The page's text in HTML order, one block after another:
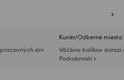
dní
Kuriér/Odberné miesta
Väčšina balíkov
Podrobnosti >